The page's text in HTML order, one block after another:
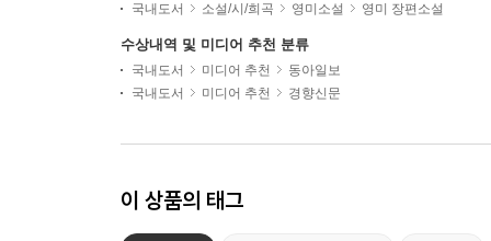
국내도서 소설/시/희곡 영미소설 영미 장편소설
수상내역 및 미디어 추천 분류
국내도서 미디어 추천
동아일보
국내도서
미디어 추천 경향신문
이 상품의 태그